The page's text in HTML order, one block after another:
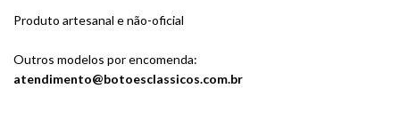
Produto artesanal e não-oficial
Outros modelos por encomenda:
atendimento@botoesclassicos.com.br